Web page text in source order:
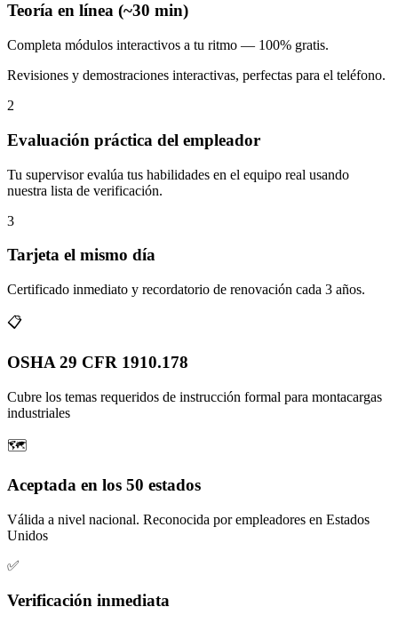
Teoría en línea (~30 min)
Completa módulos interactivos a tu ritmo — 100% gratis.
Revisiones y demostraciones interactivas, perfectas para el teléfono.
2
Evaluación práctica del empleador
Tu supervisor evalúa tus habilidades en el equipo real usando
nuestra lista de verificación.
3
Tarjeta el mismo día
Certificado inmediato y recordatorio de renovación cada 3 años.
📋
OSHA 29 CFR 1910.178
Cubre los temas requeridos de instrucción formal para montacargas
industriales
🗺️
Aceptada en los 50 estados
Válida a nivel nacional. Reconocida por empleadores en Estados
Unidos
✅
Verificación inmediata